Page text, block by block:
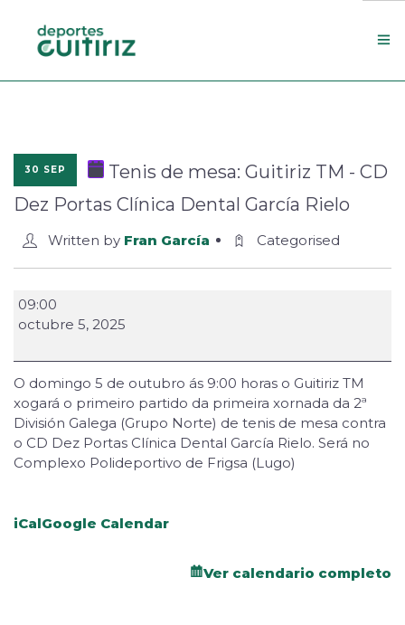
Actualidade
Contacto
Concello
30 SEP
Tenis de mesa: Guitiriz TM - CD
Dez Portas Clínica Dental García Rielo
Written by Fran García Categorised
09:00
octubre 5, 2025
O domingo 5 de outubro ás 9:00 horas o Guitiriz TM
xogará o primeiro partido da primeira xornada da 2ª
División Galega (Grupo Norte) de tenis de mesa contra
o CD Dez Portas Clínica Dental García Rielo. Será no
Complexo Polideportivo de Frigsa (Lugo)
iCalGoogle Calendar
Ver calendario completo